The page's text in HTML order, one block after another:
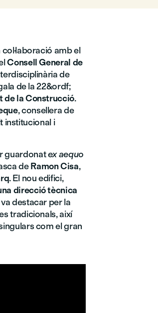
col·laboració amb el
Consell General de
de
de la 22&ordf;
de la Construcció.
, consellera de
institucional i
guardonatex aequo
deRamon Cisa,
. El nou edifici,
direcció tècnica
va destacar per la
tradicionals, així
com el gran